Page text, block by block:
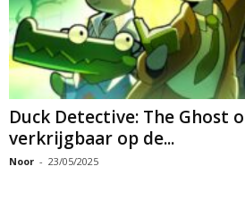
Duck Detective: The Ghost
verkrijgbaar op de...
Noor - 23/05/2025